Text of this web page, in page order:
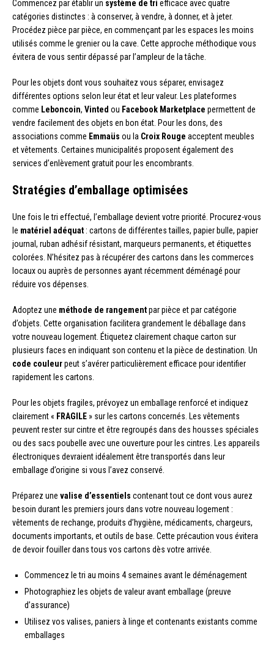
Commencez par établir un système de tri efficace avec quatre
catégories distinctes : à conserver, à vendre, à donner, et à jeter.
Procédez pièce par pièce, en commençant par les espaces les moins
utilisés comme le grenier ou la cave. Cette approche méthodique vous
évitera de vous sentir dépassé par l’ampleur de la tâche.
Pour les objets dont vous souhaitez vous séparer, envisagez
différentes options selon leur état et leur valeur. Les plateformes
comme Leboncoin, Vinted ou Facebook Marketplace permettent de
vendre facilement des objets en bon état. Pour les dons, des
associations comme Emmaüs ou la Croix Rouge acceptent meubles
et vêtements. Certaines municipalités proposent également des
services d’enlèvement gratuit pour les encombrants.
Stratégies d’emballage optimisées
Une fois le tri effectué, l’emballage devient votre priorité. Procurez-vous
le matériel adéquat : cartons de différentes tailles, papier bulle, papier
journal, ruban adhésif résistant, marqueurs permanents, et étiquettes
colorées. N’hésitez pas à récupérer des cartons dans les commerces
locaux ou auprès de personnes ayant récemment déménagé pour
réduire vos dépenses.
Adoptez une méthode de rangementpar pièce et par catégorie
d’objets. Cette organisation facilitera grandement le déballage dans
votre nouveau logement. Étiquetez clairement chaque carton sur
plusieurs faces en indiquant son contenu et la pièce de destination. Un
code couleurpeut s’avérer particulièrement efficace pour identifier
rapidement les cartons.
Pour les objets fragiles, prévoyez un emballage renforcé et indiquez
clairement « FRAGILE» sur les cartons concernés. Les vêtements
peuvent rester sur cintre et être regroupés dans des housses spéciales
ou des sacs poubelle avec une ouverture pour les cintres. Les appareils
électroniques devraient idéalement être transportés dans leur
emballage d’origine si vous l’avez conservé.
Préparez une valise d’essentiels contenant tout ce dont vous aurez
besoin durant les premiers jours dans votre nouveau logement :
vêtements de rechange, produits d’hygiène, médicaments, chargeurs,
documents importants, et outils de base. Cette précaution vous évitera
de devoir fouiller dans tous vos cartons dès votre arrivée.
Commencez le tri au moins 4 semaines avant le déménagement
Photographiez les objets de valeur avant emballage (preuve
d’assurance)
Utilisez vos valises, paniers à linge et contenants existants comme
emballages